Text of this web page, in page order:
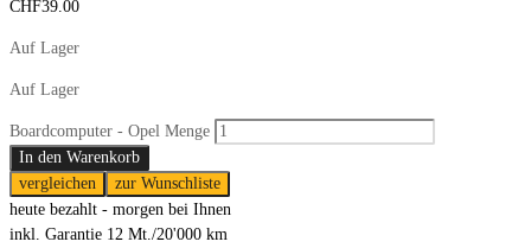
CHF39.00
Auf Lager
Auf Lager
Boardcomputer - Opel Menge
In den Warenkorb
vergleichen
zur Wunschliste
heute bezahlt - morgen bei Ihnen
inkl. Garantie 12 Mt./20'000 km